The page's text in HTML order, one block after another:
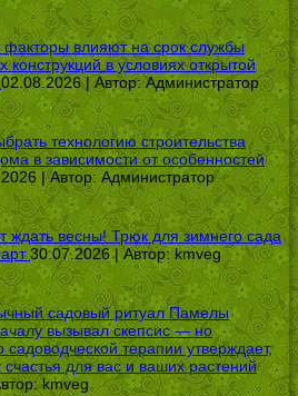
факторы влияют на срок службы
конструкций в условиях открытой
02.08.2026 | Автор:Администратор
технологию строительства
в зависимости от особенностей
| Автор: Администратор
ждать весны! Трюк для зимнего сада
30.07.2026 | Автор: kmveg
садовый ритуал Памелы
вызывал скепсис — но
садоводческой терапии утверждает,
счастья для вас и ваших растений
kmveg